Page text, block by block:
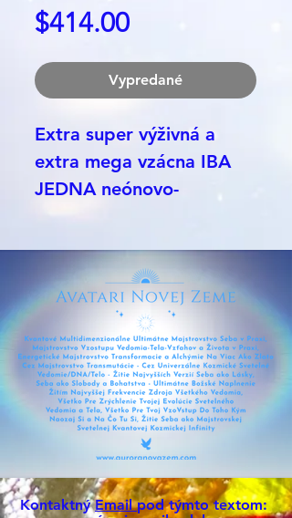
$414.00Price
Vypredané
Extra super výživná a
extra mega vzácna IBA
JEDNA neónovo-
Smaragdová PraPrvotná
ANdara Nultej generácie
v jej dočasnom prívesku
aj s retiazkou. Čisté
srdce/ lono nekonečného
kozmu / vesmíru bez
konca a začiatku - čistý
domov 💚 Je to
Praprvotná PraMAtka
ANdaRA Nultej Generácie
KontaktnýEmailpod týmto textom: